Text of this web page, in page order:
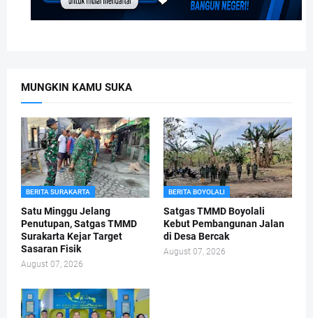
MUNGKIN KAMU SUKA
BERITA SURAKARTA
Satu Minggu Jelang
Penutupan, Satgas TMMD
Surakarta Kejar Target
Sasaran Fisik
August 07, 2026
BERITA BOYOLALI
Satgas TMMD Boyolali
Kebut Pembangunan Jalan
di Desa Bercak
August 07, 2026